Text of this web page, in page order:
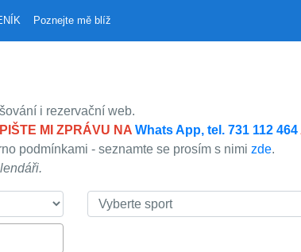
Poznejte mě blíž
i rezervační web.
MI ZPRÁVU NA Whats App, tel. 731 112 464
podmínkami - seznamte se prosím s nimi zde.